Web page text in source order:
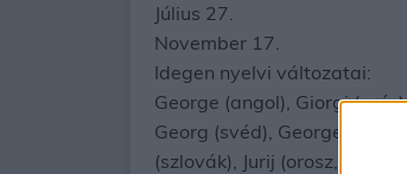
Július 27.
November 17.
Idegen nyelvi változatai:
George (angol), Giorgi
Georg (svéd), George,
(szlovák), Jurij (orosz,